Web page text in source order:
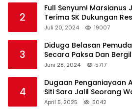
2
Full Senyum! Marsianus
Terima SK Dukungan
Lembata
Juli 20, 2024 19007
3
Diduga Belasan
Secara Paksa Dan
Bawah Umur
Juni 28, 2024 5717
4
Dugaan Penganiayaan
Siti Sara Jalil Seorang
Melapor ke Polisi
April 5, 2025 5042